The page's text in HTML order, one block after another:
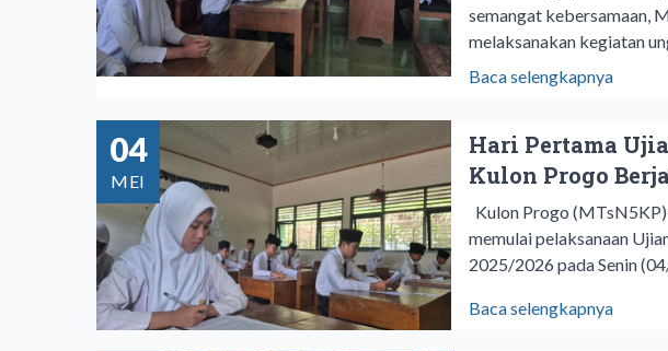
semangat kebersamaan,
melaksanakan kegiatan
Baca selengkapnya
04
MEI
Hari Pertama
Kulon Progo
Kulon Progo
memulai pelaksanaan
2025/2026 pada Senin
Baca selengkapnya